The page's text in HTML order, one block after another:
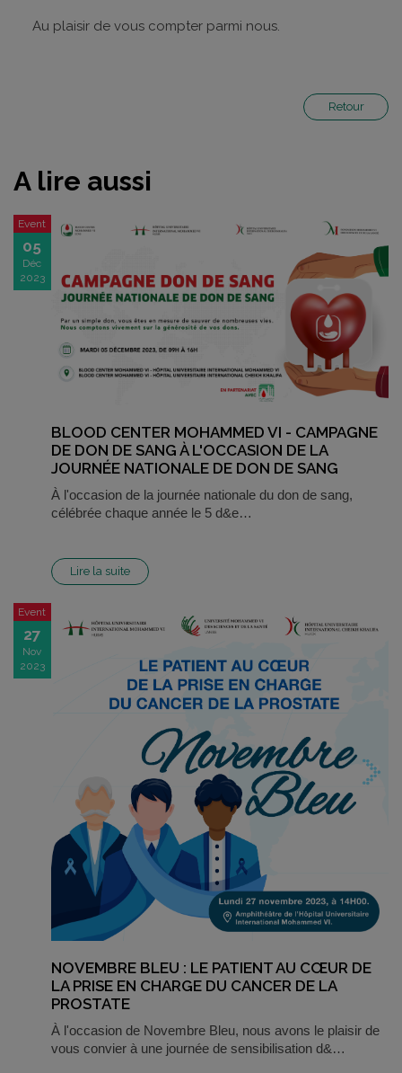
Au plaisir de vous compter parmi nous.
Retour
A lire aussi
Event
05
Déc
2023
BLOOD CENTER MOHAMMED VI - CAMPAGNE
DE DON DE SANG À L'OCCASION DE LA
JOURNÉE NATIONALE DE DON DE SANG
À l'occasion de la journée nationale du don de sang,
célébrée chaque année le 5 d&e…
Lire la suite
Event
27
Nov
2023
NOVEMBRE BLEU : LE PATIENT AU CŒUR DE
LA PRISE EN CHARGE DU CANCER DE LA
PROSTATE
À l'occasion de Novembre Bleu, nous avons le plaisir de
vous convier à une journée de sensibilisation d&…